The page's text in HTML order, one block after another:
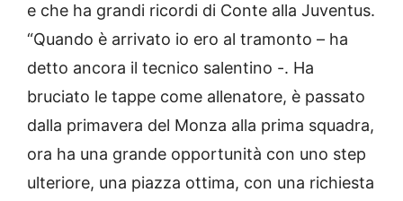
e che ha grandi ricordi di Conte alla Juventus.
“Quando è arrivato io ero al tramonto – ha
detto ancora il tecnico salentino -. Ha
bruciato le tappe come allenatore, è passato
dalla primavera del Monza alla prima squadra,
ora ha una grande opportunità con uno step
ulteriore, una piazza ottima, con una richiesta